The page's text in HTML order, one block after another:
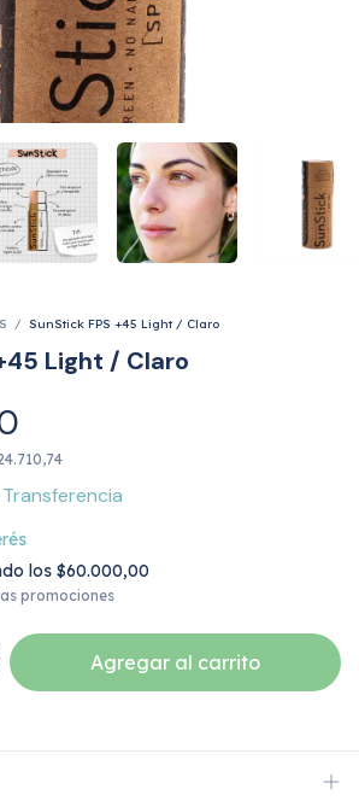
/ SunStick FPS +45 Light / Claro
Light / Claro
Transferencia
los $60.000,00
promociones